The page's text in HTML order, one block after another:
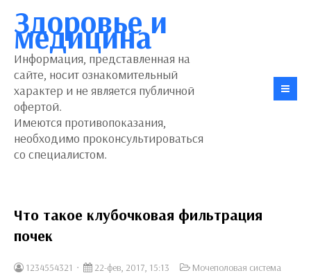
Здоровье и
медицина
Информация, представленная на
сайте, носит ознакомительный
характер и не является публичной
офертой.
Имеются противопоказания,
необходимо проконсультироваться
со специалистом.
Что такое клубочковая фильтрация
почек
1234554321 22-фев, 2017, 15:13
Мочеполовая система